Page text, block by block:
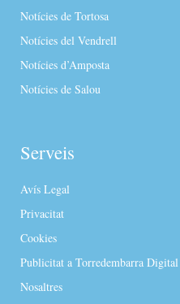
Notícies de Tortosa
Notícies del Vendrell
Notícies d’Amposta
Notícies de Salou
Serveis
Avís Legal
Privacitat
Cookies
Publicitat a Torredembarra Digital
Nosaltres